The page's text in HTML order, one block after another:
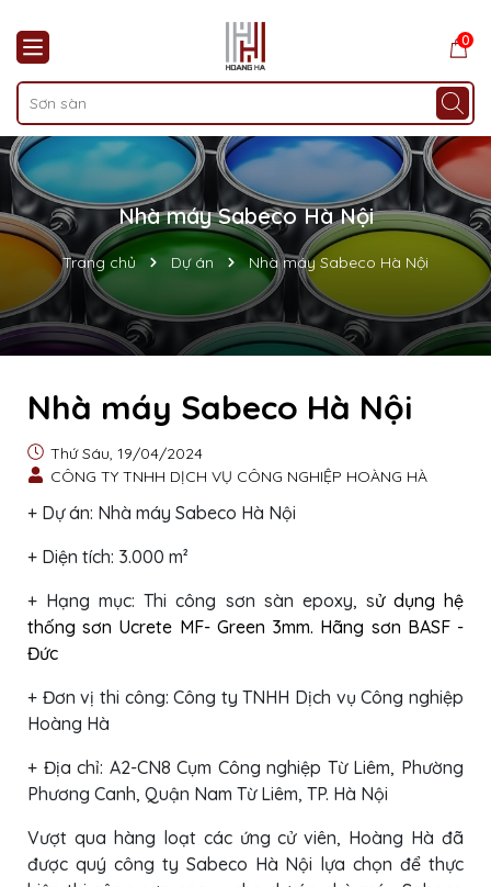
0
Nhà máy Sabeco Hà Nội
Trang chủ Dự án Nhà máy Sabeco Hà Nội
Nhà máy Sabeco Hà Nội
Thứ Sáu, 19/04/2024
CÔNG TY TNHH DỊCH VỤ CÔNG NGHIỆP HOÀNG HÀ
+ Dự án: Nhà máy Sabeco Hà Nội
+ Diện tích: 3.000 m²
+ Hạng mục: Thi công sơn sàn epoxy, sử dụng hệ
thống sơn Ucrete MF- Green 3mm. Hãng sơn BASF -
Đức
+ Đơn vị thi công: Công ty TNHH Dịch vụ Công nghiệp
Hoàng Hà
+ Địa chỉ: A2-CN8 Cụm Công nghiệp Từ Liêm, Phường
Phương Canh, Quận Nam Từ Liêm, TP. Hà Nội
Vượt qua hàng loạt các ứng cử viên, Hoàng Hà đã
được quý công ty Sabeco Hà Nội lựa chọn để thực